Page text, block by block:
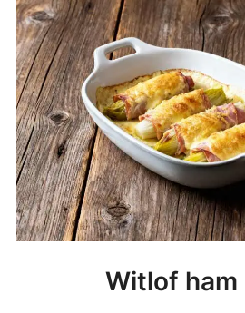
Witlof ham